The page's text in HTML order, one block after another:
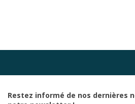
Restez informé de nos dernières